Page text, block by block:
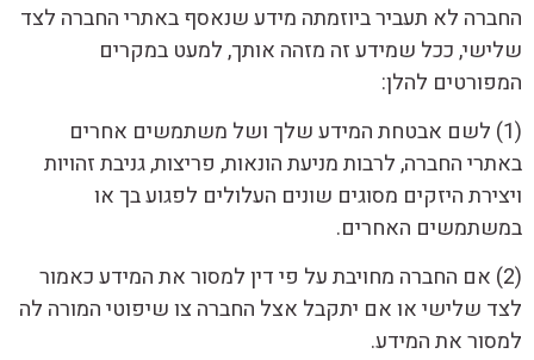
החברה לא תעביר ביוזמתה מידע שנאסף באתרי החברה לצד
שלישי, ככל שמידע זה מזהה אותך, למעט במקרים
המפורטים להלן:
(1) לשם אבטחת המידע שלך ושל משתמשים אחרים
באתרי החברה, לרבות מניעת הונאות, פריצות, גניבת זהויות
ויצירת היזקים מסוגים שונים העלולים לפגוע בך או
במשתמשים האחרים.
(2) אם החברה מחויבת על פי דין למסור את המידע כאמור
לצד שלישי או אם יתקבל אצל החברה צו שיפוטי המורה לה
למסור את המידע.